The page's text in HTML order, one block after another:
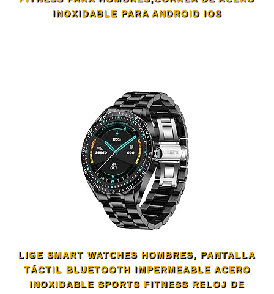
INOXIDABLE PARA ANDROID IOS
LIGE SMART WATCHES HOMBRES, PANTALLA
TÁCTIL BLUETOOTH IMPERMEABLE ACERO
INOXIDABLE SPORTS FITNESS RELOJ DE